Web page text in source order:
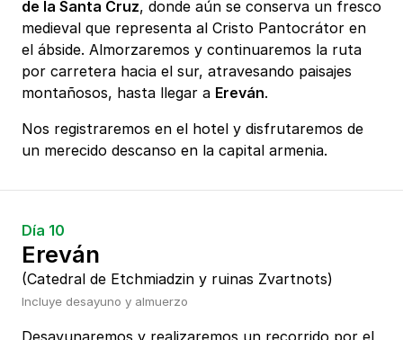
de la Santa Cruz, donde aún se conserva un fresco
medieval que representa al Cristo Pantocrátor en
el ábside. Almorzaremos y continuaremos la ruta
por carretera hacia el sur, atravesando paisajes
montañosos, hasta llegar a Ereván.
Nos registraremos en el hotel y disfrutaremos de
un merecido descanso en la capital armenia.
Día 10
Ereván
(Catedral de Etchmiadzin y ruinas Zvartnots)
Incluye desayuno y almuerzo